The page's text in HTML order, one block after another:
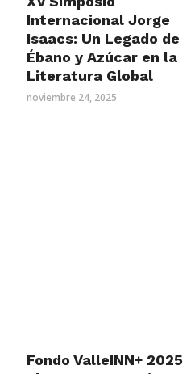
Internacional Jorge
Isaacs: Un Legado de
Ébano y Azúcar en la
Literatura Global
noviembre 24, 2025
Fondo ValleINN+ 2025